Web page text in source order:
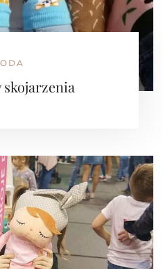
skojarzenia